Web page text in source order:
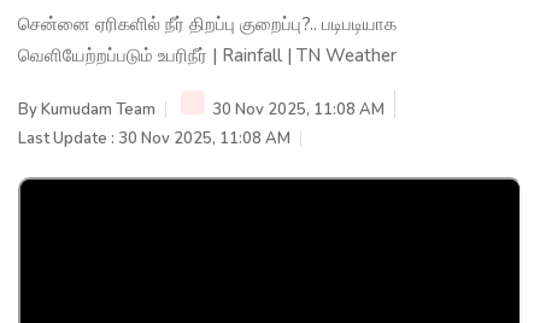
சென்னை ஏரிகளில் நீர் திறப்பு குறைப்பு?.. படிபடியாக
வெளியேற்றப்படும் உபரிநீர் | Rainfall | TN Weather
ByKumudam Team
30 Nov 2025, 11:08 AM
Last Update : 30 Nov 2025, 11:08 AM